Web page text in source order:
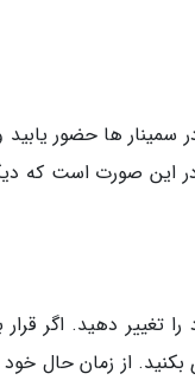
سمینار ها حضور
این صورت است که
تغییر دهید. اگر قرار
بکنید. از زمان حال